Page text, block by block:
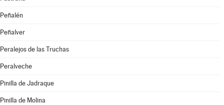
Peñalén
Peñalver
Peralejos de las Truchas
Peralveche
Pinilla de Jadraque
Pinilla de Molina